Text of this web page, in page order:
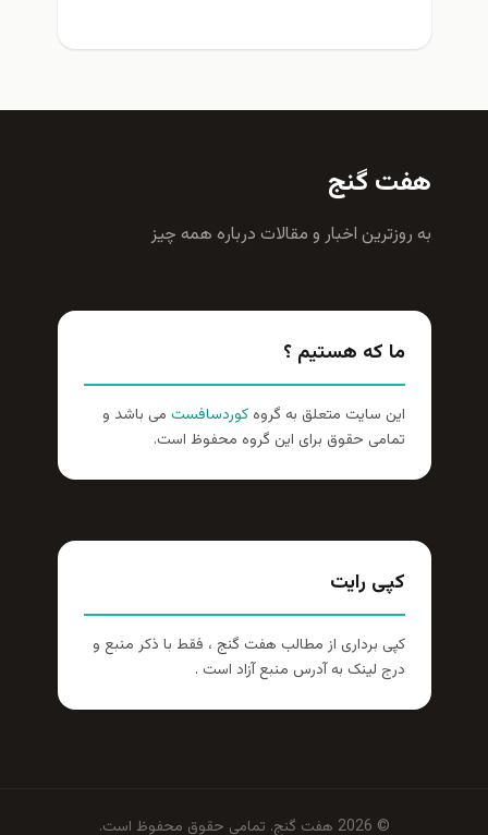
هفت گنج
به روزترين اخبار و مقالات درباره همه چيز
ما که هستیم ؟
این سایت متعلق به گروهکوردسافست می باشد و
تمامی حقوق برای این گروه محفوظ است.
کپی رایت
کپی برداری از مطالب هفت گنج ، فقط با ذکر منبع و
درج لینک به آدرس منبع آزاد است .
© 2026 هفت گنج. تمامی حقوق محفوظ است.